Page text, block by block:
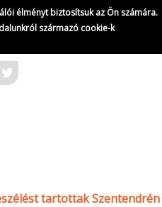
élményt biztosítsuk az Ön számára.
származó cookie-k
tartottak